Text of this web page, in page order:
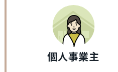
個人事業主